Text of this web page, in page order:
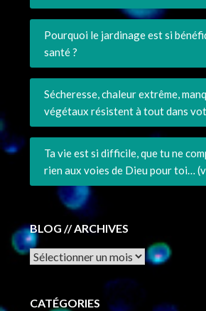
Pourquoi le jardinage est si
santé ?
Sécheresse, chaleur extrême,
végétaux résistent à tout dans
Ta vie est si difficile, que tu ne
rien aux voies de Dieu pour toi…
BLOG // ARCHIVES
Archives
CATÉGORIES